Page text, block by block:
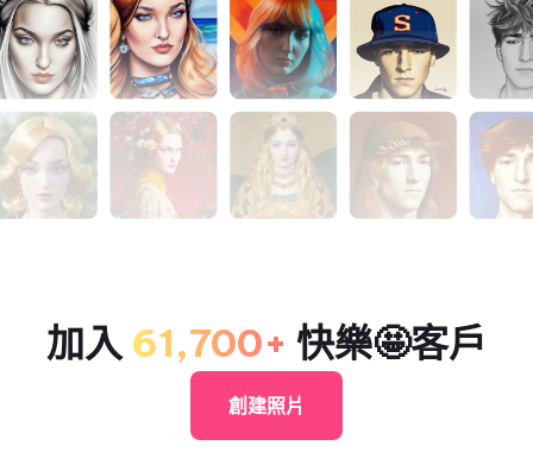
加入 61,700+ 快樂🤩客戶
創建照片